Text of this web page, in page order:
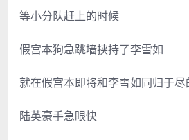
等小分队赶上的时候
假宫本狗急跳墙挟持了李雪如
就在假宫本即将和李雪如同归于尽
陆英豪手急眼快